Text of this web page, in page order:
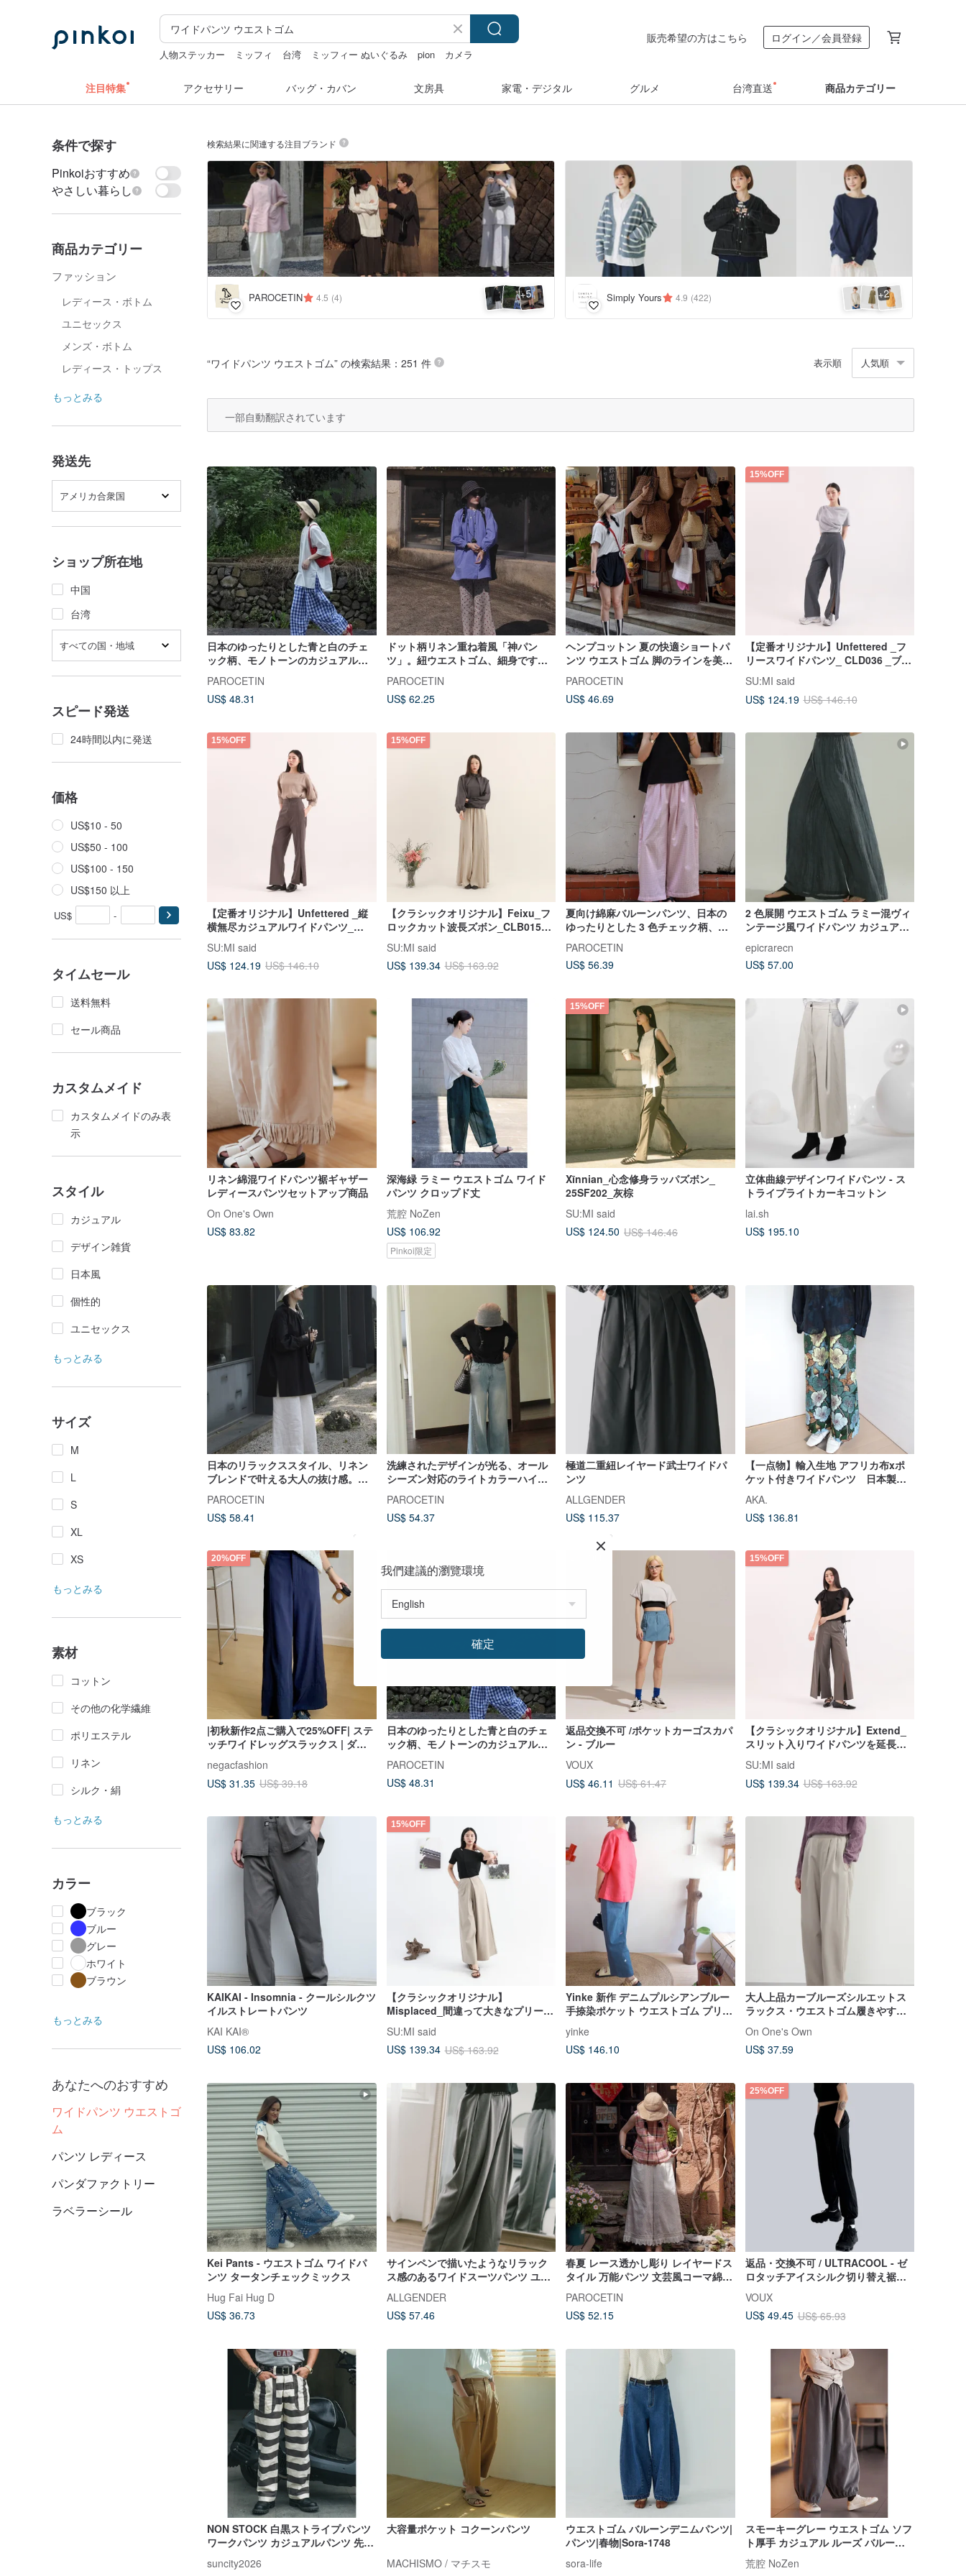
人物ステッカー ミッフィ 台湾 ミッフィー ぬいぐるみ pion
カメラ
販売希望の方はこちら ログイン／会員登録
注目特集 アクセサリー バッグ・カバン 文房具 家電・デジタル グルメ 台湾直送 商品カテゴリー
条件で探す
Pinkoiおすすめ
やさしい暮らし
商品カテゴリー
ファッション
レディース・ボトム
ユニセックス
メンズ・ボトム
レディース・トップス
もっとみる
発送先
アメリカ合衆国
ショップ所在地
中国
台湾
すべての国・地域
スピード発送
24時間以内に発送
価格
US$10 - 50
US$50 - 100
US$100 - 150
US$150 以上
US$ -
タイムセール
送料無料
セール商品
カスタムメイド
カスタムメイドのみ表
示
スタイル
カジュアル
デザイン雑貨
日本風
個性的
ユニセックス
もっとみる
サイズ
M
L
S
XL
XS
もっとみる
素材
コットン
その他の化学繊維
ポリエステル
リネン
シルク・絹
もっとみる
カラー
ブラック
ブルー
グレー
ホワイト
ブラウン
もっとみる
あなたへのおすすめ
ワイドパンツ ウエストゴ
ム
パンツ レディース
パンダファクトリー
ラベラーシール
検索結果に関連する注目ブランド
PAROCETIN 4.5 (4) +5 Simply Yours 4.9 (422) +2
“ワイドパンツ ウエストゴム” の検索結果：251 件 表示順 人気順
一部自動翻訳されています
日本のゆったりとした青と白のチェ
ック柄、モノトーンのカジュアルな
リラックスフィット、ウエストゴム
のバルーンワイド九分丈パンツ
PAROCETIN
US$ 48.31
ドット柄リネン重ね着風「神パン
ツ」。紐ウエストゴム、細身ですっ
きり見え、着回し力抜群のフレア九
分丈パンツ。
PAROCETIN
US$ 62.25
ヘンプコットン 夏の快適ショートパ
ンツ ウエストゴム 脚のラインを美し
く見せるプリーツデザイン
PAROCETIN
US$ 46.69
15%OFF
【定番オリジナル】Unfettered _フ
リースワイドパンツ_ CLD036 _ブル
ー
SU:MI said
US$ 124.19 US$ 146.10
15%OFF
【定番オリジナル】Unfettered _縦
横無尽カジュアルワイドパンツ_
SU:MI said
US$ 124.19 US$ 146.10
15%OFF
【クラシックオリジナル】Feixu_フ
ロックカット波長ズボン_CLB015_
SU:MI said
US$ 139.34 US$ 163.92
夏向け綿麻バルーンパンツ、日本の
ゆったりとした 3 色チェック柄、ウ
ンツ
PAROCETIN
US$ 56.39
2 色展開 ウエストゴム ラミー混ヴィ
ンテージ風ワイドパンツ カジュアル
イドパンツ ドレープカジュアルパン
ツ
epicrarecn
US$ 57.00
リネン綿混ワイドパンツ裾ギャザー
レディースパンツセットアップ商品
On One's Own
US$ 83.82
深海緑 ラミー ウエストゴム ワイド
パンツ クロップド丈
荒腔 NoZen
US$ 106.92
Pinkoi限定
15%OFF
Xīnnian_心念修身ラッパズボン_
25SF202_灰棕
SU:MI said
US$ 124.50 US$ 146.46
立体曲線デザインワイドパンツ - ス
トライプライトカーキコットン
lai.sh
US$ 195.10
日本のリラックススタイル、リネン
ブレンドで叶える大人の抜け感。ウ
エストリボン付き、コットンリネン
ワイドパンツ
PAROCETIN
US$ 58.41
洗練されたデザインが光る、オール
シーズン対応のライトカラーハイウ
エストワイドデニム
PAROCETIN
US$ 54.37
極道二重紐レイヤード武士ワイドパ
ンツ
ALLGENDER
US$ 115.37
【一点物】輸入生地 アフリカ布xポ
ケット付きワイドパンツ 日本製
ウエストゴム アフリカン 個性
的 エスニック 柄ワイドパンツ
AKA.
US$ 136.81
20%OFF
|初秋新作2点ご購入で25%OFF| ステ
ッチワイドレッグスラックス | ダー
クブルー | ノンストレッチ | ドレープ
感 | ウエストゴム
negacfashion
US$ 31.35 US$ 39.18
日本のゆったりとした青と白のチェ
ック柄、モノトーンのカジュアルな
リラックスフィット、ウエストゴム
のバルーンワイド九分丈パンツ
PAROCETIN
US$ 48.31
返品交換不可 /ポケットカーゴスカパ
ン - ブルー
VOUX
US$ 46.11 US$ 61.47
15%OFF
【クラシックオリジナル】Extend_
スリット入りワイドパンツを延長
_CLB005_灰
SU:MI said
US$ 139.34 US$ 163.92
KAIKAI - Insomnia - クールシルクツ
イルストレートパンツ
KAI KAI®
US$ 106.02
15%OFF
【クラシックオリジナル】
Misplaced_間違って大きなプリーツ
SU:MI said
US$ 139.34 US$ 163.92
Yinke 新作 デニムプルシアンブルー
手捺染ポケット ウエストゴム プリン
yinke
US$ 146.10
大人上品カーブルーズシルエットス
ラックス・ウエストゴム履きやす
On One's Own
US$ 37.59
Kei Pants - ウエストゴム ワイドパ
ンツ タータンチェックミックス
Hug Fai Hug D
US$ 36.73
サインペンで描いたようなリラック
ス感のあるワイドスーツパンツ ユニ
セックス フォーマルパンツ - 3色
S.M.L
ALLGENDER
US$ 57.46
春夏 レース透かし彫り レイヤードス
タイル 万能パンツ 文芸風コーマ綿
清涼刺繍 ゴムウエスト 9 分丈パンツ
PAROCETIN
US$ 52.15
25%OFF
返品・交換不可 / ULTRACOOL - ゼ
ロタッチアイスシルク切り替え裾絞
りパンツ
VOUX
US$ 49.45 US$ 65.93
NON STOCK 白黒ストライプパンツ
ワークパンツ カジュアルパンツ 先染
suncity2026
大容量ポケット コクーンパンツ
MACHISMO / マチスモ
ウエストゴム バルーンデニムパンツ|
パンツ|春物|Sora-1748
sora-life
スモーキーグレー ウエストゴム ソフ
ト厚手 カジュアル ルーズ バルーン
パンツ
荒腔 NoZen
我們建議的瀏覽環境
確定